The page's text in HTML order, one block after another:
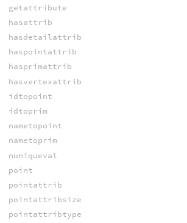
getattribute
hasattrib
hasdetailattrib
haspointattrib
hasprimattrib
hasvertexattrib
idtopoint
idtoprim
nametopoint
nametoprim
nuniqueval
point
pointattrib
pointattribsize
pointattribtype